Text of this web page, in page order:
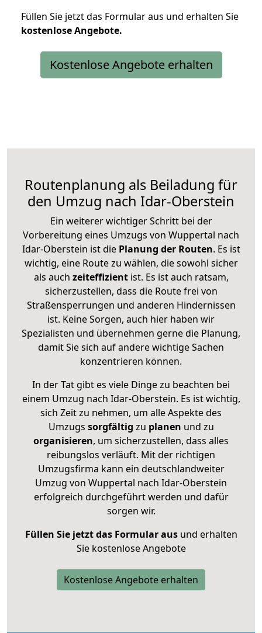
Füllen Sie jetzt das Formular aus und erhalten Sie
kostenloseAngebote.
Kostenlose Angebote erhalten
Routenplanung als Beiladung für
den Umzug nach Idar-Oberstein
Ein weiterer wichtiger Schritt bei der
Vorbereitung eines Umzugs von Wuppertal nach
Idar-Oberstein ist diePlanung der Routen. Es ist
wichtig, eine Route zu wählen, die sowohl sicher
als auch zeiteffizientist. Es ist auch ratsam,
sicherzustellen, dass die Route frei von
Straßensperrungen und anderen Hindernissen
ist. Keine Sorgen, auch hier haben wir
Spezialisten und übernehmen gerne die Planung,
damit Sie sich auf andere wichtige Sachen
konzentrieren können.
In der Tat gibt es viele Dinge zu beachten bei
einem Umzug nach Idar-Oberstein. Es ist wichtig,
sich Zeit zu nehmen, um alle Aspekte des
Umzugs sorgfältig zu planen und zu
organisieren, um sicherzustellen, dass alles
reibungslos verläuft. Mit der richtigen
Umzugsfirma kann ein deutschlandweiter
Umzug von Wuppertal nach Idar-Oberstein
erfolgreich durchgeführt werden und dafür
sorgen wir.
Füllen Sie jetzt das Formular ausund erhalten
Sie kostenlose Angebote
Kostenlose Angebote erhalten